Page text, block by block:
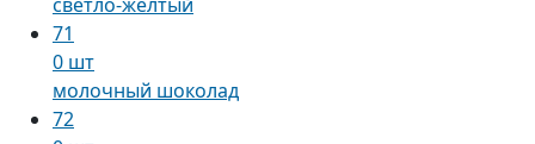
71
0 шт
молочный шоколад
72